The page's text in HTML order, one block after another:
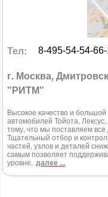
Тел: 8-495-54-54-66-
г. Москва,
"РИТМ"
Высокое качество и
автомобилей Тойота,
тому, что мы поставляем
Тщательный отбор и
частей, узлов и деталей
самым позволяет
уровне. далее ...